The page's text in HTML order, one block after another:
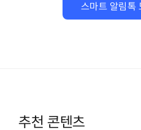
스마트 알림톡
추천 콘텐츠